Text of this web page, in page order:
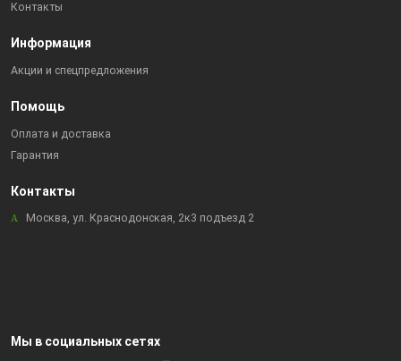
Контакты
Информация
Акции и спецпредложения
Помощь
Оплата и доставка
Гарантия
Контакты
Москва, ул. Краснодонская, 2к3 подъезд 2
Мы в социальных сетях